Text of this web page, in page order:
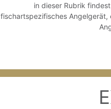
in dieser Rubrik
fischartspezifisches Angelgerät,